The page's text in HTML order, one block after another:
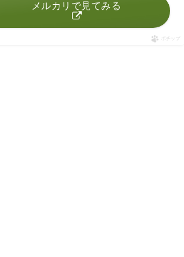
メルカリで見てみる
ポチップ